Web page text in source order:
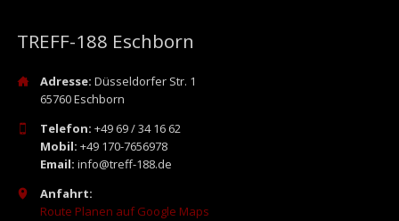
TREFF-188 Eschborn
Adresse: Düsseldorfer Str. 1
65760 Eschborn
Telefon: +49 69 / 34 16 62
Mobil: +49 170-7656978
Email: info@treff-188.de
Anfahrt:
Route Planen auf Google Maps